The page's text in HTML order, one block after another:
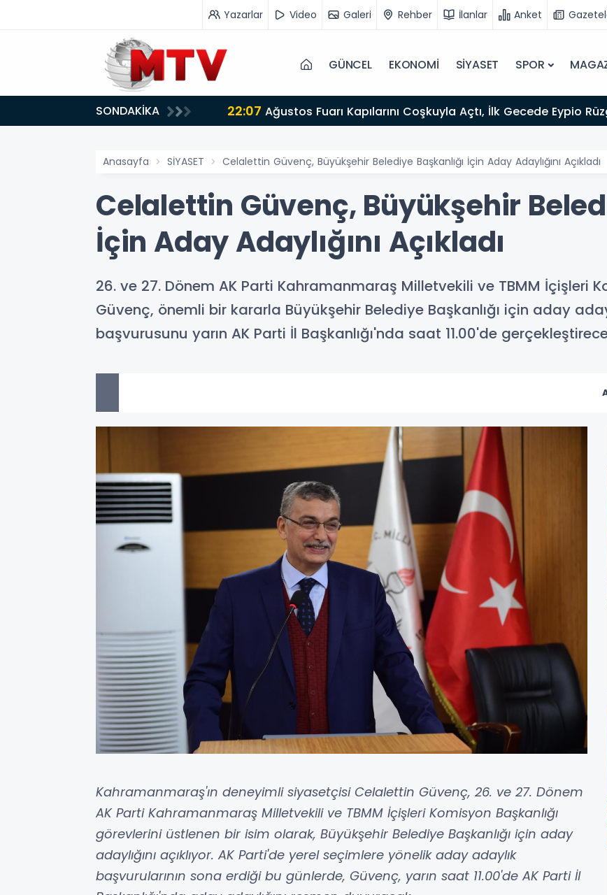
Yazarlar Video Galeri Rehber İlanlar Anket
GÜNCEL EKONOMİ SİYASET SPOR
SONDAKİKA 22:07 Ağustos Fuarı Kapılarını Coşkuyla Açtı, İlk Gecede Eypio
Anasayfa SİYASET Celalettin Güvenç, Büyükşehir Belediye Başkanlığı İçin Aday Adaylığını Açıkladı
Celalettin Güvenç, Büyükşehir
İçin Aday Adaylığını Açıkladı
26. ve 27. Dönem AK Parti Kahramanmaraş Milletvekili ve TBMM İçişleri
Güvenç, önemli bir kararla Büyükşehir Belediye Başkanlığı için aday
başvurusunu yarın AK Parti İl Başkanlığı'nda saat 11.00'de
Kahramanmaraş'ın deneyimli siyasetçisi Celalettin Güvenç, 26. ve 27. Dönem
AK Parti Kahramanmaraş Milletvekili ve TBMM İçişleri Komisyon Başkanlığı
görevlerini üstlenen bir isim olarak, Büyükşehir Belediye Başkanlığı için aday
adaylığını açıklıyor. AK Parti'de yerel seçimlere yönelik aday adaylık
başvurularının sona erdiği bu günlerde, Güvenç, yarın saat 11.00'de AK Parti İl